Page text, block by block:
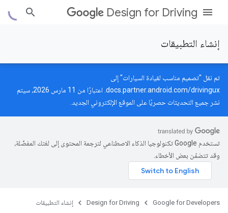
Design for Driving
إنشاء التطبيقات
تم نقل "تصميم مناسب لقيادة السيارات" إلى
docs.partner.android.com/drivingux
. اعتبارًا من 11 مارس 2026، سيتم
نشر جميع التحديثات حصريًا على الموقع الإلكتروني الجديد.
تستخدم Google تكنولوجيا الذكاء الاصطناعي لترجمة المحتوى إلى لغتك المفضّلة،
وقد تتضمّن بعض الأخطاء.
Google for Developers
Design for Driving إنشاء التطبيقات